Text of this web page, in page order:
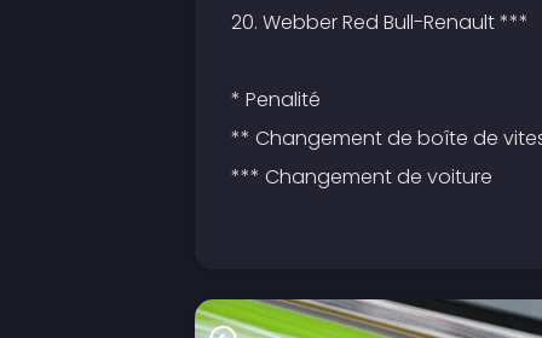
20. Webber Red Bull-Renault ***
* Penalité
** Changement de boîte de
*** Changement de voiture